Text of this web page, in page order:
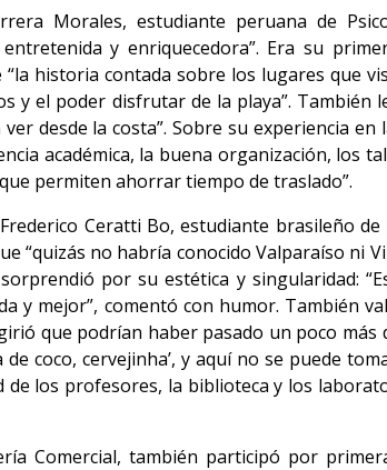
Morales, estudiante peruana de
y enriquecedora”. Era su
“la historia contada sobre los lugares que
y el poder disfrutar de la playa”. También
desde la costa”. Sobre su experiencia
académica, la buena organización, los
permiten ahorrar tiempo de traslado”.
Ceratti Bo, estudiante brasileño
“quizás no habría conocido Valparaíso ni
por su estética y singularidad:
y mejor”, comentó con humor. También
que podrían haber pasado un poco más
coco, cervejinha’, y aquí no se puede
de los profesores, la biblioteca y los
Comercial, también participó por